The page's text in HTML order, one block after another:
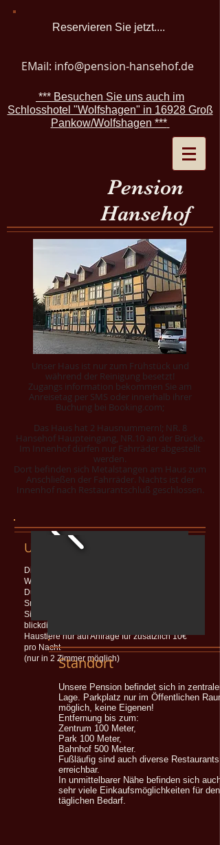
Reservieren Sie jetzt....
EMail: info@pension-hansehof.de
*** Besuchen Sie uns auch im
Schlosshotel "Wolfshagen" in 16928 Groß
Pankow/Wolfshagen ***​
Pension
Hansehof
Unser Haus ist nur zum Frühstück und
während der Reinigung besetzt!
Zugangs information bekommen Sie am
Anreisetag per SMS oder innerhalb ihrer
Buchung bei Booking.com;
Das Haus hat 2 Hausnummern!; NR. 8
Hansehof Haupteingang, NR.10 an der Brücke.
Im Innenhof dürfen nur Fahrräder abgestellt
werden.
Dort befinden sich Metalstangen am Haus zum
Anschließen der Fahrräder. Nachts ist der
Innenhof nach Restaurantschluß geschlossen.
Unsere Zimmer
Die Zimmer sind mit eigenem Bad (Dusche &
WC, Fön, Kosmetikspiegel, Handtücher und
Duschgel-Spender)
Smart TV, Doppelbett mit Komfortmatratzen,
Sitzgelegenheit, Wasserkocher, WLAN,
blickdichten Verdunkelungsvorhängen.
Haustiere nur auf Anfrage für zusätzlich 10€
pro Nacht
(nur in 2 Zimmer möglich)
Standort
Unsere Pension befindet sich in zentraler
Lage. Parkplatz nur im Öffentlichen Raum
möglich, keine Eigenen!
Entfernung bis zum:
Zentrum 100 Meter,
Park 100 Meter,
Bahnhof 500 Meter.
Fußläufig sind auch diverse Restaurants
erreichbar.
In unmittelbarer Nähe befinden sich auch
sehr viele Einkaufsmöglichkeiten für den
täglichen Bedarf.